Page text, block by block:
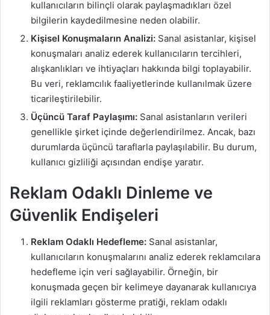
kullanıcıların bilinçli olarak paylaşmadıkları özel
bilgilerin kaydedilmesine neden olabilir.
Kişisel Konuşmaların Analizi: Sanal asistanlar, kişisel
konuşmaları analiz ederek kullanıcıların tercihleri,
alışkanlıkları ve ihtiyaçları hakkında bilgi toplayabilir.
Bu veri, reklamcılık faaliyetlerinde kullanılmak üzere
ticarileştirilebilir.
Üçüncü Taraf Paylaşımı: Sanal asistanların verileri
genellikle şirket içinde değerlendirilmez. Ancak, bazı
durumlarda üçüncü taraflarla paylaşılabilir. Bu durum,
kullanıcı gizliliği açısından endişe yaratır.
Reklam Odaklı Dinleme ve
Güvenlik Endişeleri
Reklam Odaklı Hedefleme: Sanal asistanlar,
kullanıcıların konuşmalarını analiz ederek reklamcılara
hedefleme için veri sağlayabilir. Örneğin, bir
konuşmada geçen bir kelimeye dayanarak kullanıcıya
ilgili reklamları gösterme pratiği, reklam odaklı